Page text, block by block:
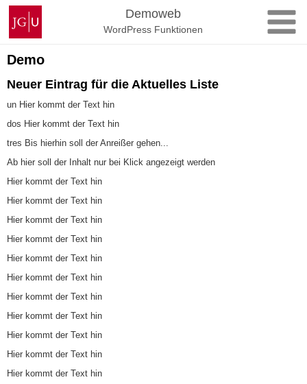
Zum
Inhalt
springen
Johannes
Gutenberg-
Universität
Mainz
Demoweb
WordPress Funktionen
Demo
Neuer Eintrag für die Aktuelles Liste
un Hier kommt der Text hin
dos Hier kommt der Text hin
tres Bis hierhin soll der Anreißer gehen...
Ab hier soll der Inhalt nur bei Klick angezeigt werden
Hier kommt der Text hin
Hier kommt der Text hin
Hier kommt der Text hin
Hier kommt der Text hin
Hier kommt der Text hin
Hier kommt der Text hin
Hier kommt der Text hin
Hier kommt der Text hin
Hier kommt der Text hin
Hier kommt der Text hin
Hier kommt der Text hin